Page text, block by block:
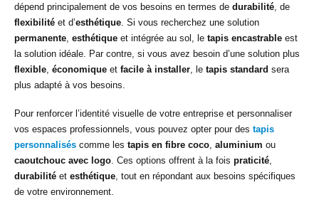
dépend principalement de vos besoins en termes de durabilité , de
flexibilité et d’esthétique . Si vous recherchez une solution
permanente esthétique et intégrée au sol, le tapis encastrable est
la solution idéale. Par contre, si vous avez besoin d’une solution plus
flexible économique et facile à installer , le tapis standard sera
plus adapté à vos besoins.
Pour renforcer l’identité visuelle de votre entreprise et personnaliser
vos espaces professionnels, vous pouvez opter pour des tapis
personnalisés comme les tapis en fibre coco, aluminium ou
caoutchouc avec logo. Ces options offrent à la fois praticité,
durabilité et esthétique, tout en répondant aux besoins spécifiques
de votre environnement.